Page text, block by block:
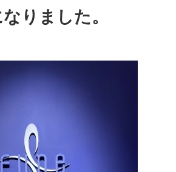
りました。